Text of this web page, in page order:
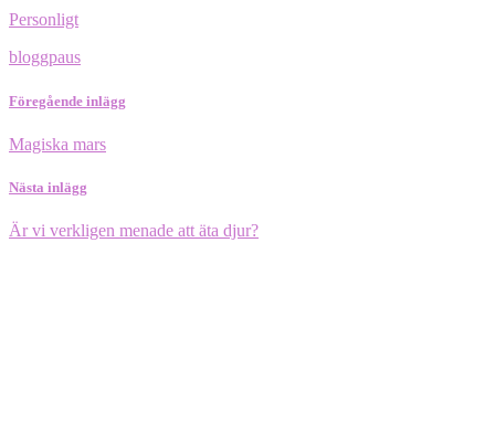
Personligt
bloggpaus
Föregående inlägg
Magiska mars
Nästa inlägg
Är vi verkligen menade att äta djur?